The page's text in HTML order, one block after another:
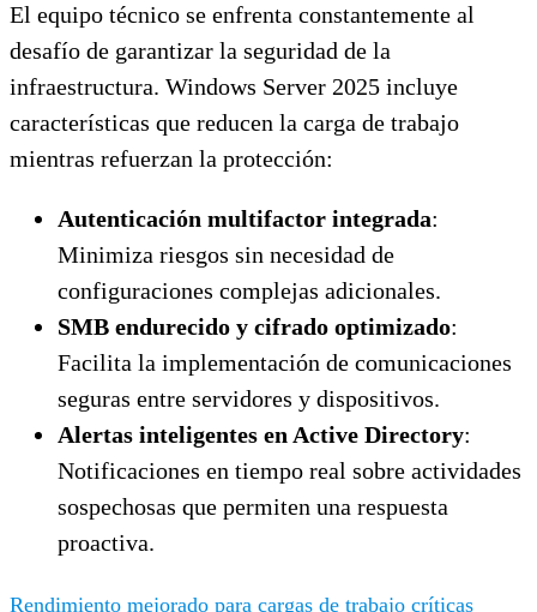
El equipo técnico se enfrenta constantemente al
desafío de garantizar la seguridad de la
infraestructura. Windows Server 2025 incluye
características que reducen la carga de trabajo
mientras refuerzan la protección:
Autenticación multifactor integrada:
Minimiza riesgos sin necesidad de
configuraciones complejas adicionales.
SMB endurecido y cifrado optimizado:
Facilita la implementación de comunicaciones
seguras entre servidores y dispositivos.
Alertas inteligentes en Active Directory:
Notificaciones en tiempo real sobre actividades
sospechosas que permiten una respuesta
proactiva.
Rendimiento mejorado para cargas de trabajo críticas